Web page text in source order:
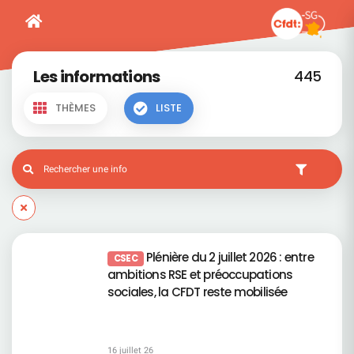
Les informations 445
THÈMES LISTE
CSEC Plénière du 2 juillet 2026 : entre
ambitions RSE et préoccupations
sociales, la CFDT reste mobilisée
16 juillet 26